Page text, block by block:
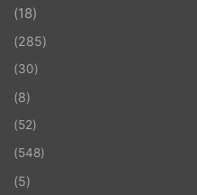
(18)
(285)
(30)
(8)
(52)
(548)
(5)